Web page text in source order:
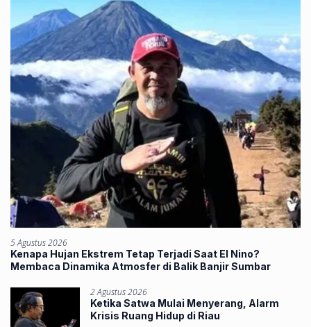
5 Agustus 2026
Kenapa Hujan Ekstrem Tetap Terjadi Saat El Nino?
Membaca Dinamika Atmosfer di Balik Banjir Sumbar
2 Agustus 2026
Ketika Satwa Mulai Menyerang, Alarm
Krisis Ruang Hidup di Riau